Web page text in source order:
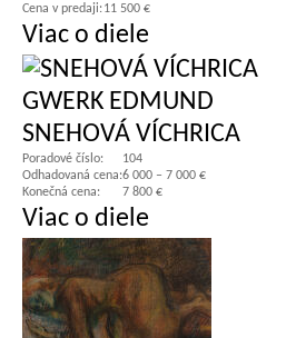
Cena v predaji:11 500 €
Viac o diele
GWERK EDMUND
SNEHOVÁ VÍCHRICA
Poradové číslo:
104
Odhadovaná cena:6 000 – 7 000 €
Konečná cena:
7 800 €
Viac o diele